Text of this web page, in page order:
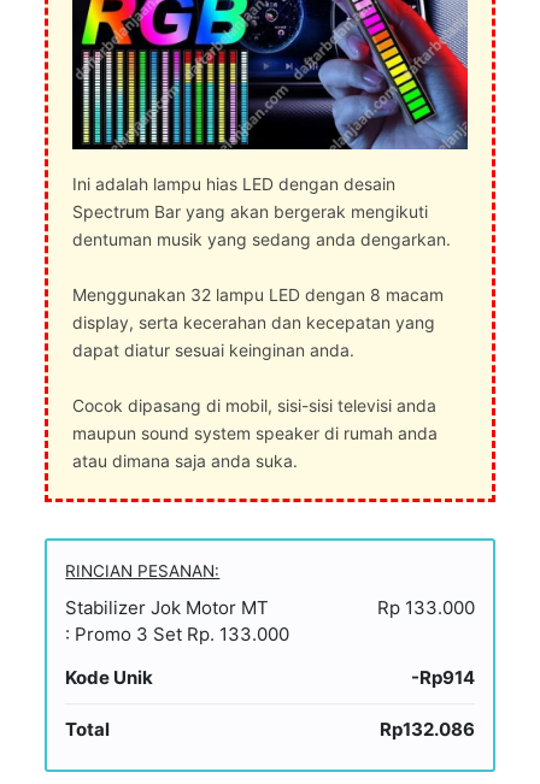
Ini adalah lampu hias LED dengan desain
Spectrum Bar yang akan bergerak mengikuti
dentuman musik yang sedang anda dengarkan.
Menggunakan 32 lampu LED dengan 8 macam
display, serta kecerahan dan kecepatan yang
dapat diatur sesuai keinginan anda.
Cocok dipasang di mobil, sisi-sisi televisi anda
maupun sound system speaker di rumah anda
atau dimana saja anda suka.
RINCIAN PESANAN:
Stabilizer Jok Motor MT
: Promo 3 Set Rp. 133.000
Rp 133.000
Kode Unik -Rp914
Total Rp132.086